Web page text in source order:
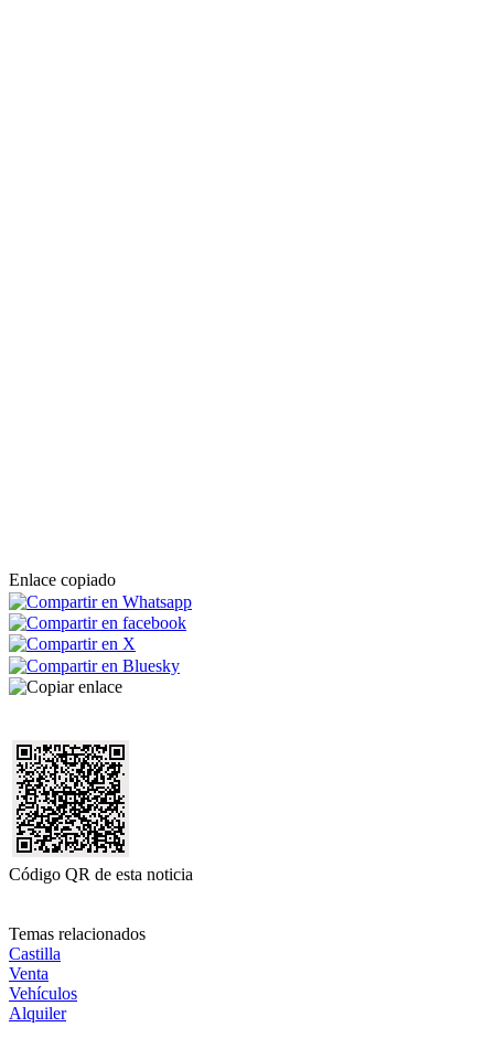
Enlace copiado
Código QR de esta noticia
Temas relacionados
Castilla
Venta
Vehículos
Alquiler